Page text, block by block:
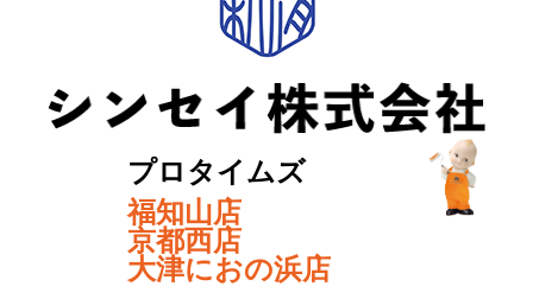
プロタイムズ
福知山店
京都西店
大津におの浜店